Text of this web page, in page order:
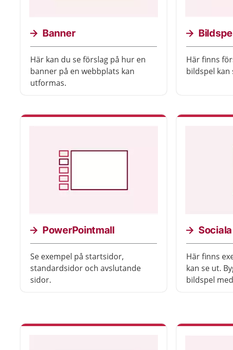
Banner
Här kan du se förslag på hur en
banner på en webbplats kan
utformas.
Här finns
bildspel kan
PowerPointmall
Se exempel på startsidor,
standardsidor och avslutande
sidor.
Här finns
kan se ut.
bildspel